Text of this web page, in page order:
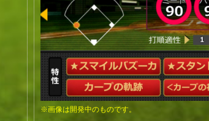
※画像は開発中のものです。